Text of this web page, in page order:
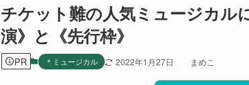
チケット難の人気ミュージカル
演》と《先行枠》
PR ＊ミュージカル 2022年1月27日 まめこ